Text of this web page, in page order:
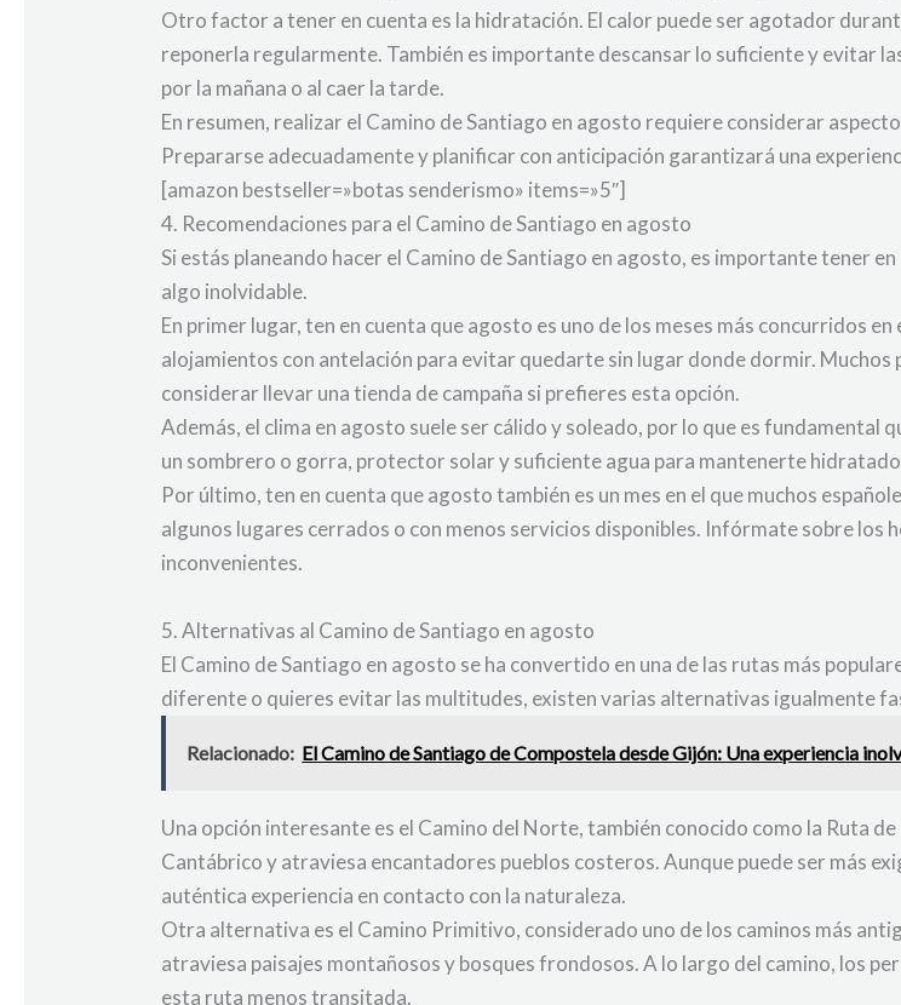
Otro factor a tener en cuenta es la hidratación. El calor puede ser agotador
reponerla regularmente. También es importante descansar lo suficiente y evitar
por la mañana o al caer la tarde.
En resumen, realizar el Camino de Santiago en agosto requiere considerar
Prepararse adecuadamente y planificar con anticipación garantizará una
[amazon bestseller=»botas senderismo» items=»5″]
4. Recomendaciones para el Camino de Santiago en agosto
Si estás planeando hacer el Camino de Santiago en agosto, es importante tener
algo inolvidable.
En primer lugar, ten en cuenta que agosto es uno de los meses más concurridos
alojamientos con antelación para evitar quedarte sin lugar donde dormir. Muchos
considerar llevar una tienda de campaña si prefieres esta opción.
Además, el clima en agosto suele ser cálido y soleado, por lo que es fundamental
un sombrero o gorra, protector solar y suficiente agua para mantenerte
Por último, ten en cuenta que agosto también es un mes en el que muchos
algunos lugares cerrados o con menos servicios disponibles. Infórmate sobre los
inconvenientes.
5. Alternativas al Camino de Santiago en agosto
El Camino de Santiago en agosto se ha convertido en una de las rutas más
diferente o quieres evitar las multitudes, existen varias alternativas igualmente
Relacionado: El Camino de Santiago de Compostela desde Gijón: Una experiencia
Una opción interesante es el Camino del Norte, también conocido como la Ruta
Cantábrico y atraviesa encantadores pueblos costeros. Aunque puede ser más
auténtica experiencia en contacto con la naturaleza.
Otra alternativa es el Camino Primitivo, considerado uno de los caminos más
atraviesa paisajes montañosos y bosques frondosos. A lo largo del camino, los
esta ruta menos transitada.